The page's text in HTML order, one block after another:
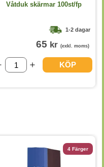
Våtduk skärmar 100st/fp
1-2 dagar
65 kr (exkl. moms)
KÖP
4 Färger